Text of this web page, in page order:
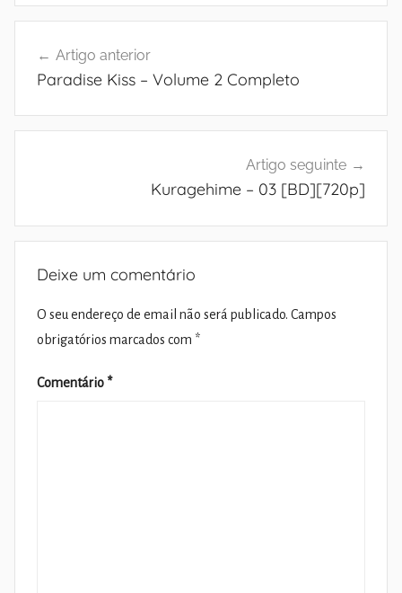
de
Artigo anterior
Paradise Kiss – Volume 2 Completo
Artigo seguinte
Kuragehime – 03 [BD][720p]
Deixe um comentário
O seu endereço de email não será publicado. Campos
obrigatórios marcados com *
Comentário *